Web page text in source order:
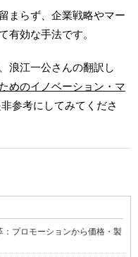
まらず、企業戦略やマー
有効な手法です。
浪江一公さんの翻訳し
めのイノベーション・マ
参考にしてみてくださ
プロモーションから価格・製